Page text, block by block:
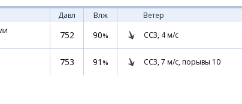
Давл Влж
Ветер
752 90% ССЗ, 4м/с
753 91 % ССЗ, 7 м/с, порывы 10